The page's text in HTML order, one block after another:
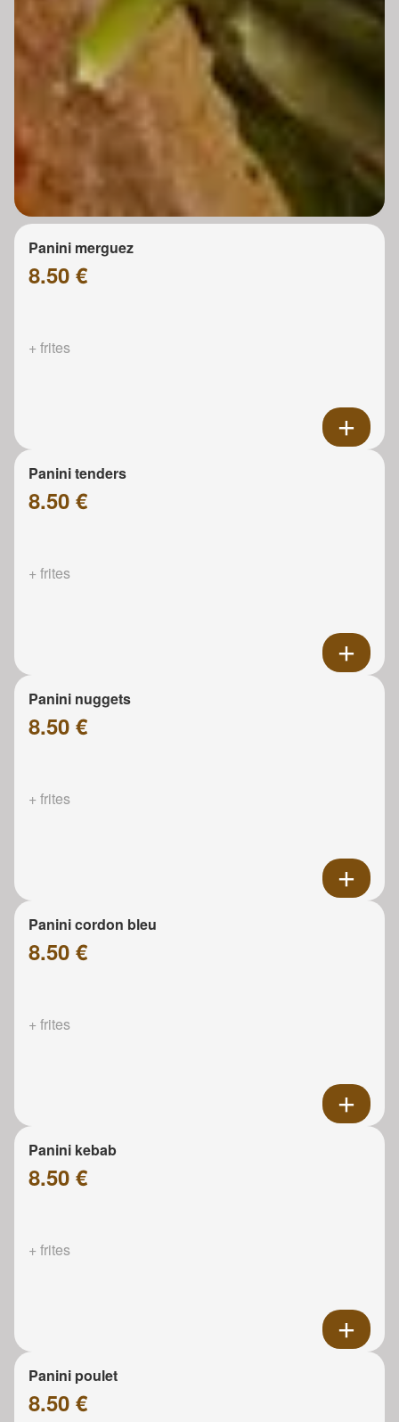
Panini merguez
8.50 €
+ frites
Panini tenders
8.50 €
+ frites
Panini nuggets
8.50 €
+ frites
Panini cordon bleu
8.50 €
+ frites
Panini kebab
8.50 €
+ frites
Panini poulet
8.50 €